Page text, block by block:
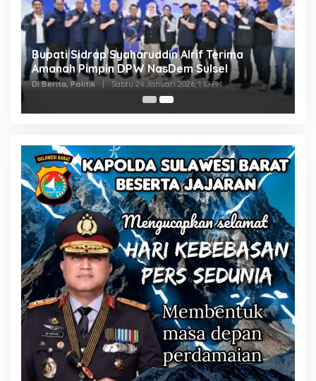
Bupati Sidrap Syaharuddin Alrif Terima
Amanah Pimpin DPW NasDem Sulsel
Di Berita, Politik | Sabtu 24 Januari 2026, 1:10 PM